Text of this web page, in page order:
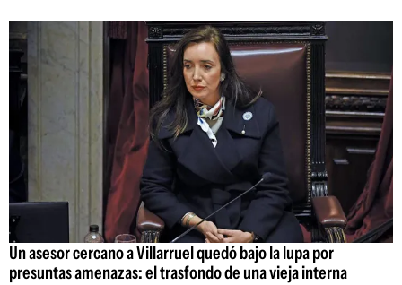
Un asesor cercano a Villarruel quedó bajo la lupa por
presuntas amenazas: el trasfondo de una vieja interna